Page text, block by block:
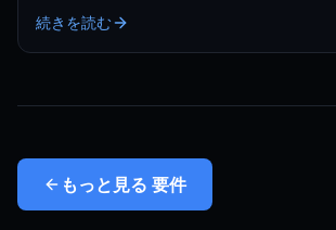
続きを読む
もっと見る 要件